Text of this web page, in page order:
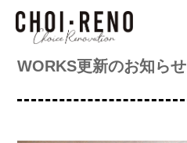
WORKS更新のお知らせ